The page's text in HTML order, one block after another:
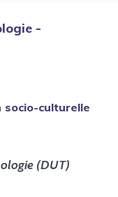
-
socio-culturelle
(DUT)